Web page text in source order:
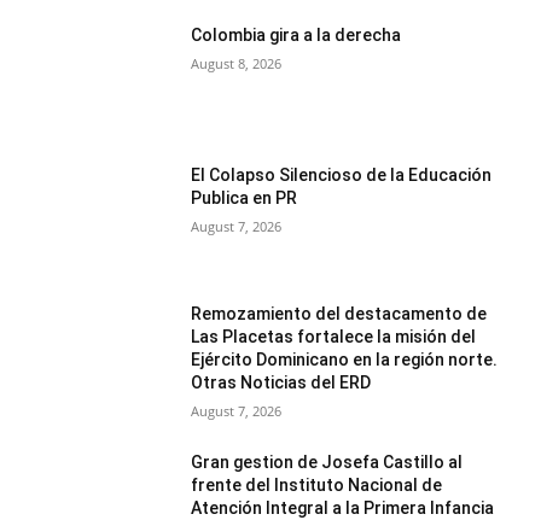
Colombia gira a la derecha
August 8, 2026
El Colapso Silencioso de la Educación
Publica en PR
August 7, 2026
Remozamiento del destacamento de
Las Placetas fortalece la misión del
Ejército Dominicano en la región norte.
Otras Noticias del ERD
August 7, 2026
Gran gestion de Josefa Castillo al
frente del Instituto Nacional de
Atención Integral a la Primera Infancia